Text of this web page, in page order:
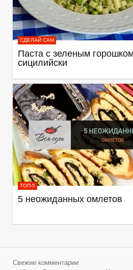
СДЕЛАЙ САМ
Паста с зеленым
сицилийски
ТОП-5
5 неожиданных омлетов
Свежие комментарии